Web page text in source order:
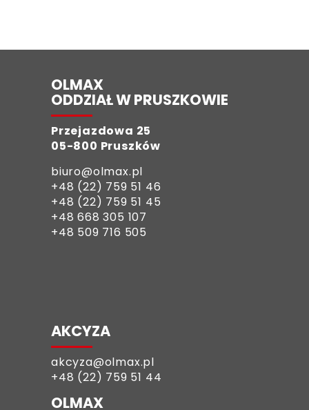
OLMAX
ODDZIAŁ W PRUSZKOWIE
Przejazdowa 25
05-800 Pruszków
biuro@olmax.pl
+48 (22) 759 51 46
+48 (22) 759 51 45
+48 668 305 107
+48 509 716 505
AKCYZA
akcyza@olmax.pl
+48 (22) 759 51 44
OLMAX